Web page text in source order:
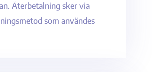
Återbetalning sker via
som användes